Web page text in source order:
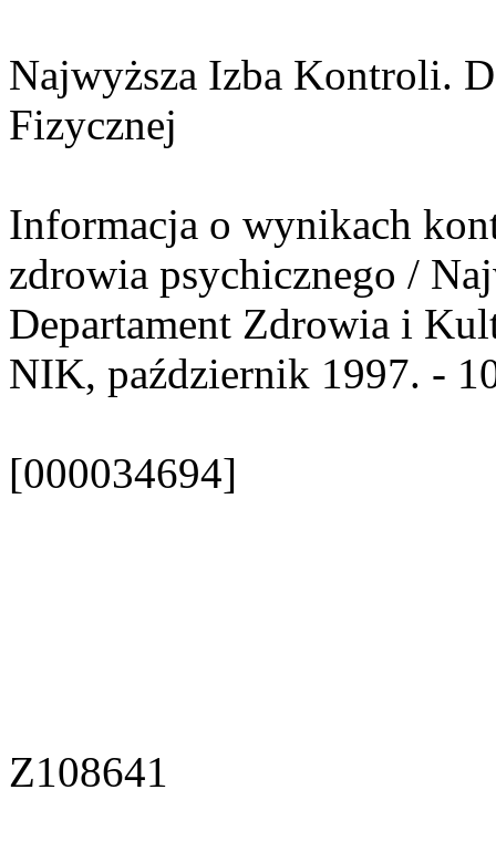
Najwyższa Izba Kontroli.
Fizycznej
Informacja o wynikach
zdrowia psychicznego /
Departament Zdrowia i
NIK, październik 1997. -
[000034694]
Z108641